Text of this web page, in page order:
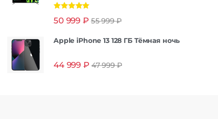
из 5
50 999 ₽ 55 999₽
Apple iPhone 13 128 ГБ Тёмная ночь
44 999 ₽ 47 999₽